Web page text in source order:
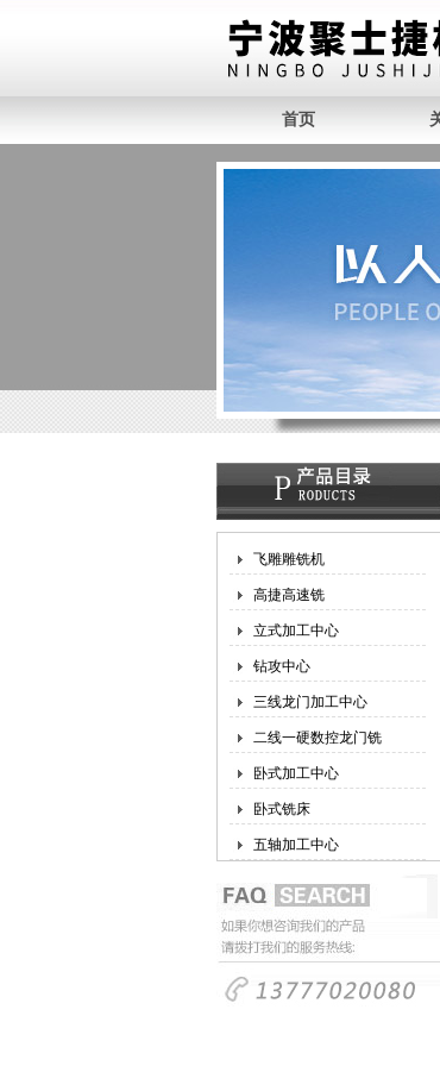
首页
飞雕雕铣机
高捷高速铣
立式加工中心
钻攻中心
三线龙门加工中心
二线一硬数控龙门铣
卧式加工中心
卧式铣床
五轴加工中心